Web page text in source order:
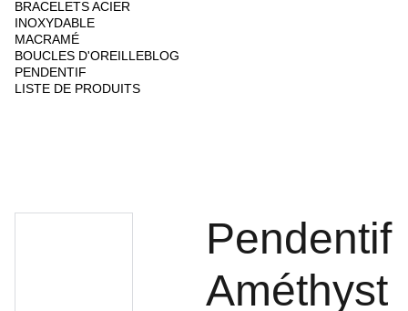
BRACELETS ACIER
INOXYDABLE
MACRAMÉ
BOUCLES D'OREILLEBLOG
PENDENTIF
LISTE DE PRODUITS
Pendentif
Améthyst